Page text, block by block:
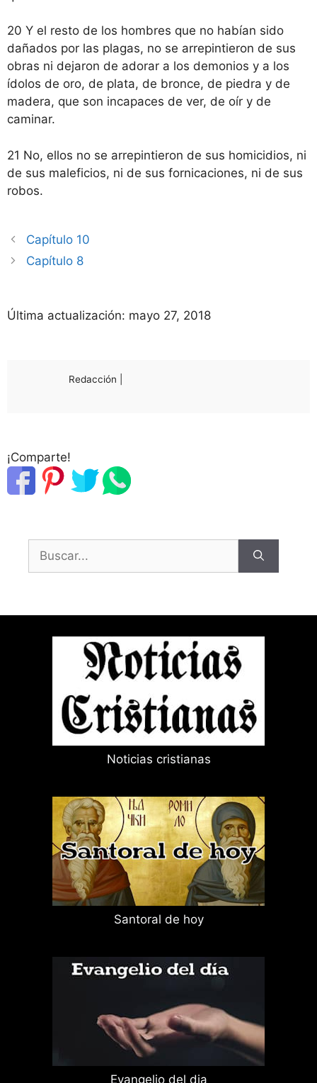
20 Y el resto de los hombres que no habían sido
dañados por las plagas, no se arrepintieron de sus
obras ni dejaron de adorar a los demonios y a los
ídolos de oro, de plata, de bronce, de piedra y de
madera, que son incapaces de ver, de oír y de
caminar.
21 No, ellos no se arrepintieron de sus homicidios, ni
de sus maleficios, ni de sus fornicaciones, ni de sus
robos.
Capítulo 10
Capítulo 8
Última actualización: mayo 27, 2018
Redacción |
¡Comparte!
Noticias cristianas
Santoral de hoy
Evangelio del dia